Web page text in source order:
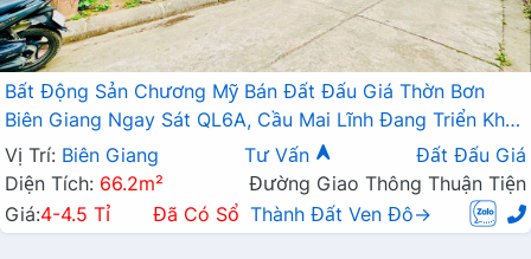
Bất Động Sản Chương Mỹ Bán Đất Đấu Giá Thờn Bơn
Biên Giang Ngay Sát QL6A, Cầu Mai Lĩnh Đang Triển Khai
Mở Rộng
Vị Trí: Biên Giang Tư Vấn
Đất Đấu Giá
Diện Tích: 66.2m²
Đường Giao Thông Thuận Tiện
Giá:4-4.5 Tỉ Đã Có Sổ Thành Đất Ven Đô→